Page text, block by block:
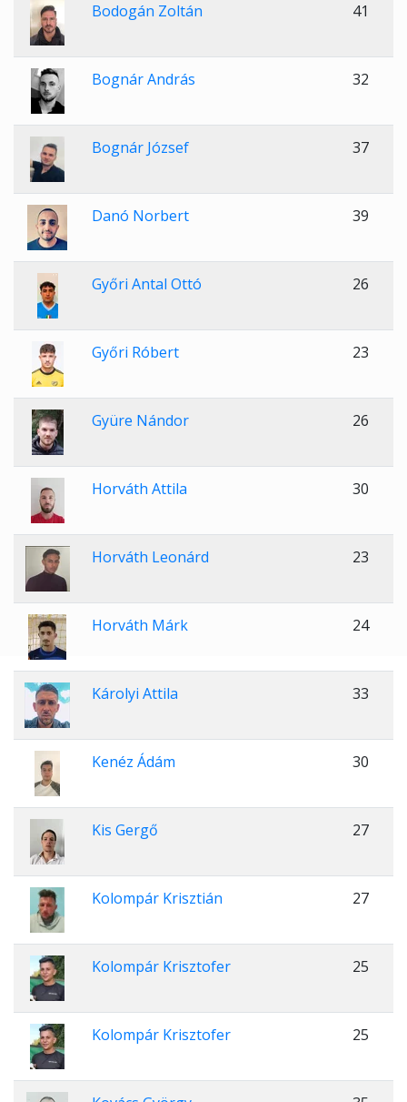
Bodogán Zoltán 41
Bognár András 32
Bognár József 37
Danó Norbert 39
Győri Antal Ottó 26
Győri Róbert 23
Gyüre Nándor 26
Horváth Attila 30
Horváth Leonárd 23
Horváth Márk 24
Károlyi Attila 33
Kenéz Ádám 30
Kis Gergő 27
Kolompár Krisztián 27
Kolompár Krisztofer 25
Kolompár Krisztofer 25